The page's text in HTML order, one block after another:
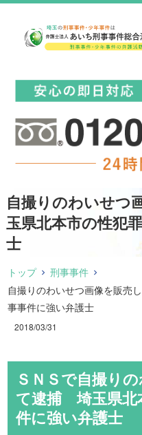
自撮りのわいせ
玉県北本市の性犯
士
トップ
刑事事件
自撮りのわいせつ画像を販売
事事件に強い弁護士
2018/03/31
ＳＮＳで自撮り
て逮捕 埼玉県北
件に強い弁護士